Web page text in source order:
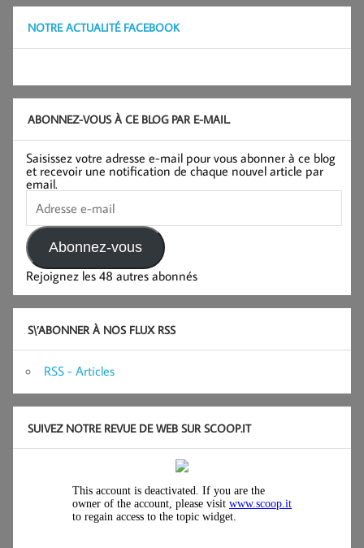
NOTRE ACTUALITÉ FACEBOOK
ABONNEZ-VOUS À CE BLOG PAR E-MAIL.
Saisissez votre adresse e-mail pour vous abonner à ce blog
et recevoir une notification de chaque nouvel article par
email.
Adresse
e-
mail
Abonnez-vous
Rejoignez les 48 autres abonnés
S\’ABONNER À NOS FLUX RSS
RSS - Articles
SUIVEZ NOTRE REVUE DE WEB SUR SCOOP.IT